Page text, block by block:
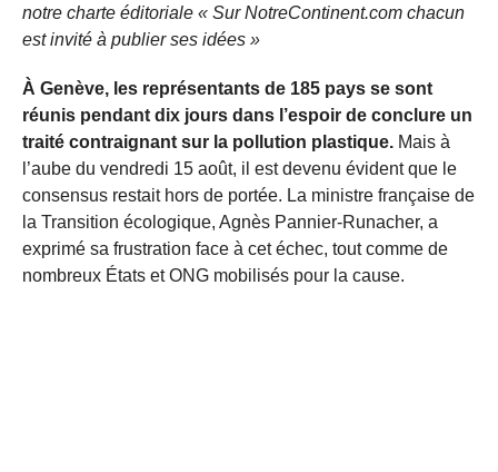
notre charte éditoriale « Sur NotreContinent.com chacun
est invité à publier ses idées »
À Genève, les représentants de 185 pays se sont
réunis pendant dix jours dans l’espoir de conclure un
traité contraignant sur la pollution plastique. Mais à
l’aube du vendredi 15 août, il est devenu évident que le
consensus restait hors de portée. La ministre française de
la Transition écologique, Agnès Pannier-Runacher, a
exprimé sa frustration face à cet échec, tout comme de
nombreux États et ONG mobilisés pour la cause.